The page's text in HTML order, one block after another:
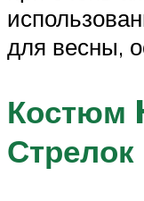
для весны,
Костюм
Стрелок